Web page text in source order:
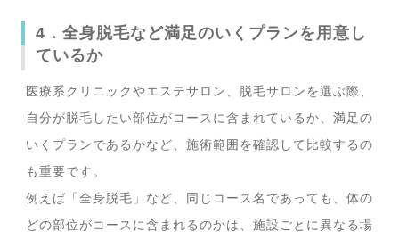
4．全身脱毛など満足のいくプランを用意し
ているか
医療系クリニックやエステサロン、脱毛サロンを選ぶ際、
自分が脱毛したい部位がコースに含まれているか、満足の
いくプランであるかなど、施術範囲を確認して比較するの
も重要です。
例えば「全身脱毛」など、同じコース名であっても、体の
どの部位がコースに含まれるのかは、施設ごとに異なる場